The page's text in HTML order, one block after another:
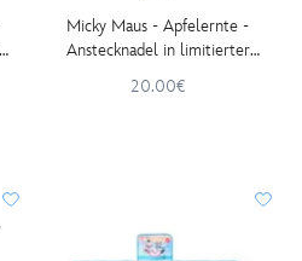
Micky Maus - Apfelernte -
Anstecknadel in limitierter
20.00€